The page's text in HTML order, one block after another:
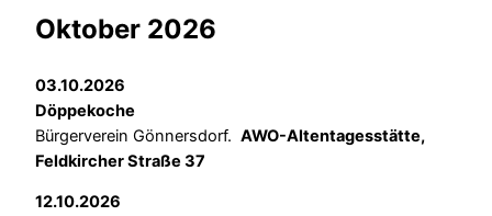
Oktober 2026
03.10.2026
Döppekoche
Bürgerverein Gönnersdorf. AWO-Altentagesstätte,
Feldkircher Straße 37
12.10.2026